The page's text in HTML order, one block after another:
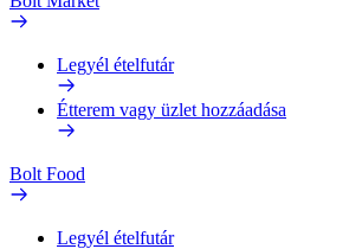
Legyél ételfutár
Étterem vagy üzlet hozzáadása
Bolt Food
Legyél ételfutár